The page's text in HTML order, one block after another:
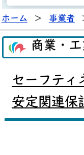
ホーム > 事業者
商業・
セーフティ
安定関連保